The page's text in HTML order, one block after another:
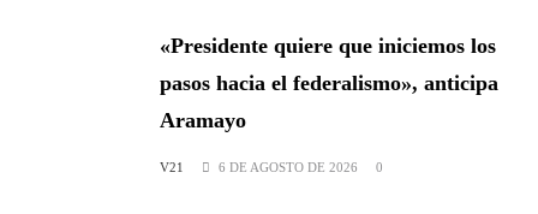
«Presidente quiere que iniciemos los
pasos hacia el federalismo», anticipa
Aramayo
V21 6 DE AGOSTO DE 2026 0